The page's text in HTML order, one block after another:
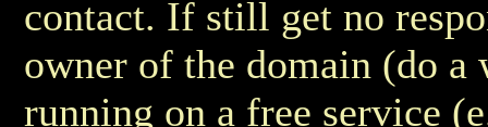
contact. If still get no
owner of the domain (do
running on a free service